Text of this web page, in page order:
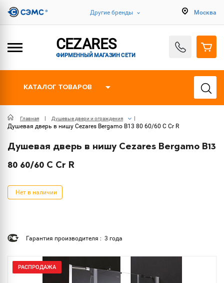
Другие бренды Москва
CEZARES
ФИРМЕННЫЙ МАГАЗИН СЕТИ
КАТАЛОГ ТОВАРОВ
Главная Душевые двери и ограждения
Душевая дверь в нишу Cezares Bergamo B13 80 60/60 C Cr R
Душевая дверь в нишу Cezares Bergamo B13
80 60/60 C Cr R
Нет в наличии
Гарантия производителя : 3 года
РАСПРОДАЖА